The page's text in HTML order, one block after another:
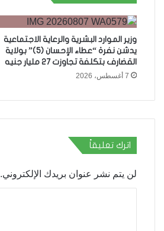
وزير الموارد البشرية والرعاية الاجتماعية
يدشن نفرة “عطاء الإحسان (5)” بولاية
القضارف بتكلفة تجاوزت 27 مليار جنيه
7 أغسطس، 2026
اترك تعليقاً
لن يتم نشر عنوان بريدك الإلكتروني.